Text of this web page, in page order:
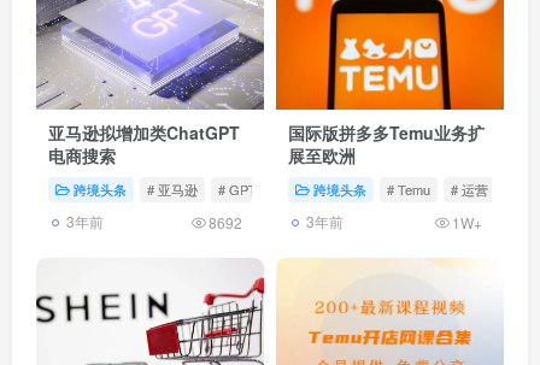
亚马逊拟增加类ChatGPT
电商搜索
跨境头条 # 亚马逊 # GPT
3年前 8692
国际版拼多多Temu业务扩
展至欧洲
跨境头条 # Temu # 运营
3年前 1W+